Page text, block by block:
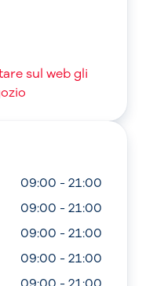
sul web gli
09:00 - 21:00
09:00 - 21:00
09:00 - 21:00
09:00 - 21:00